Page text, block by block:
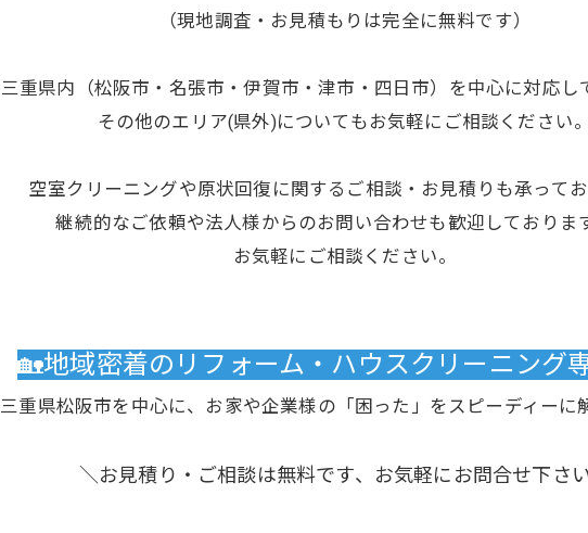
（現地調査・お見積もりは完全に無料です）
三重県内（松阪市・名張市・伊賀市・津市・四日市）を中心に対応し
その他のエリア(県外)についてもお気軽にご相談ください。
空室クリーニングや原状回復に関するご相談・お見積りも承ってお
継続的なご依頼や法人様からのお問い合わせも歓迎しておりま
お気軽にご相談ください。
🏡地域密着のリフォーム・ハウスクリーニング
三重県松阪市を中心に、お家や企業様の「困った」をスピーディーに
＼お見積り・ご相談は無料です、お気軽にお問合せ下さ